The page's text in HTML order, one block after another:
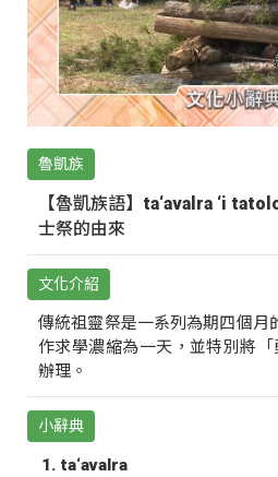
魯凱族
【魯凱族語】ta‘avalra ‘i
士祭的由來
文化介紹
傳統祖靈祭是一系列為期四個月
作求學濃縮為一天，並特別將
辦理。
小辭典
ta‘avalra